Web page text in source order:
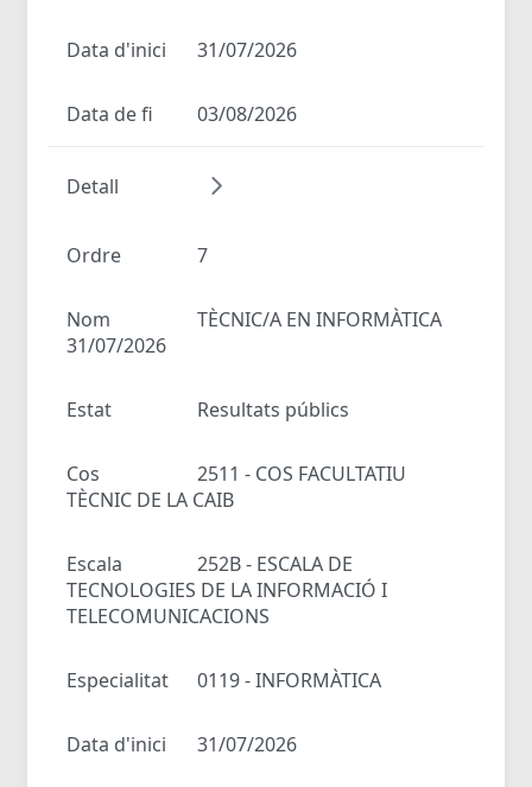
Data d'inici 31/07/2026
Data de fi 03/08/2026
Detall
Ordre 7
Nom
TÈCNIC/A EN INFORMÀTICA
31/07/2026
Estat Resultats públics
Cos
2511 - COS FACULTATIU
TÈCNIC DE LA CAIB
Escala
252B - ESCALA DE
TECNOLOGIES DE LA INFORMACIÓ I
TELECOMUNICACIONS
Especialitat 0119 - INFORMÀTICA
Data d'inici 31/07/2026